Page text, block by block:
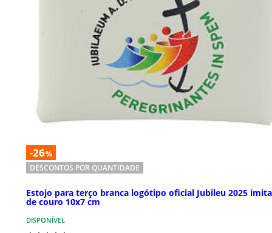
-26%
DESCONTOS POR QUANTIDADE
Estojo para terço branca logótipo oficial Jubileu 2025
de couro 10x7 cm
DISPONÍVEL